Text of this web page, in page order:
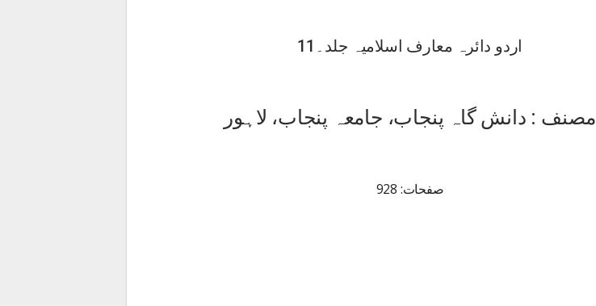
اردو دائرہ معارف اسلامیہ جلد۔11
مصنف : دانش گاہ پنجاب، جامعہ پنجاب، لاہور
صفحات: 928